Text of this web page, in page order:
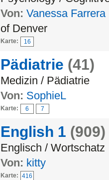
Von: Vanessa Farrera
of Denver
Karte: 16
Pädiatrie (41)
Medizin / Pädiatrie
Von: SophieL
Karte: 6 7
English 1 (909)
Englisch / Wortschatz
Von: kitty
Karte: 416